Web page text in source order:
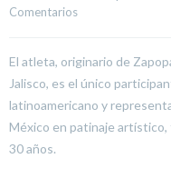
Comentarios
El atleta, originario de
Jalisco, es el único
latinoamericano y
México en patinaje artístico,
30 años.